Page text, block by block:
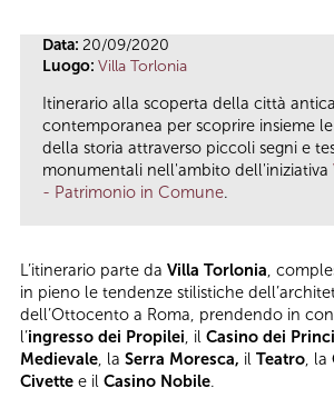
Data: 20/09/2020
Luogo: Villa Torlonia
Itinerario alla scoperta della città
contemporanea per scoprire insieme
della storia attraverso piccoli segni e
monumentali nell'ambito dell'iniziativa
- Patrimonio in Comune.
L’itinerario parte da Villa Torlonia,
in pieno le tendenze stilistiche
dell’Ottocento a Roma, prendendo in
l’ingresso dei Propilei, il Casino dei
Medievale, la Serra Moresca, il Teatro, la
Civette e il Casino Nobile.